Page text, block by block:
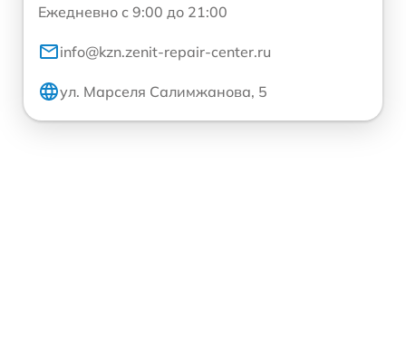
Ежедневно с 9:00 до 21:00
info@kzn.zenit-repair-center.ru
ул. Марселя Салимжанова, 5